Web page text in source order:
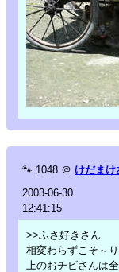
🐾 1048 ＠ けだまけ
2003-06-30
12:41:15
>>ふさ好きさん
相変わらずこそ～
上のおチビさんは